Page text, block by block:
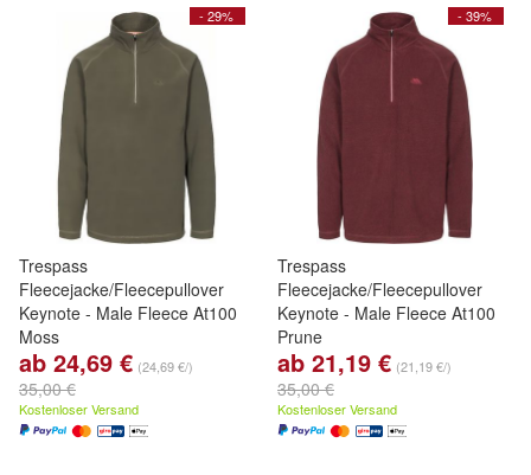
- 29%
Trespass
Fleecejacke/Fleecepullover
Keynote - Male Fleece At100
Moss
ab 24,69 € (24,69 €/)
35,00 €
Kostenloser Versand
- 39%
Trespass
Fleecejacke/Fleecepullover
Keynote - Male Fleece At100
Prune
ab 21,19 € (21,19 €/)
35,00 €
Kostenloser Versand